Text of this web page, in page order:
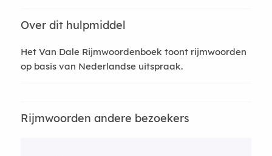
Over dit hulpmiddel
Het Van Dale Rijmwoordenboek toont rijmwoorden
op basis van Nederlandse uitspraak.
Rijmwoorden andere bezoekers